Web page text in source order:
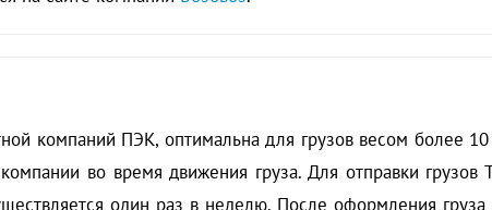
компаний ПЭК, оптимальна для грузов весом более
во время движения груза. Для отправки
один раз в неделю. После оформления